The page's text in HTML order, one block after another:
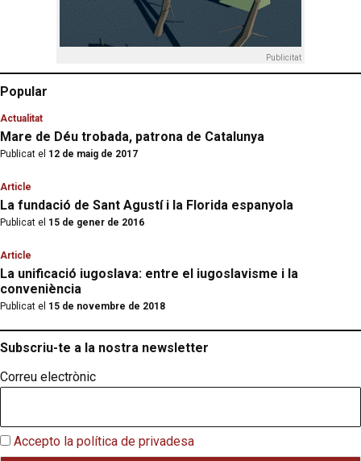
Publicitat
Popular
Actualitat
Mare de Déu trobada, patrona de Catalunya
Publicat el 12 de maig de 2017
Article
La fundació de Sant Agustí i la Florida espanyola
Publicat el 15 de gener de 2016
Article
La unificació iugoslava: entre el iugoslavisme i la
conveniència
Publicat el 15 de novembre de 2018
Subscriu-te a la nostra newsletter
Correu electrònic
Accepto la política de privadesa